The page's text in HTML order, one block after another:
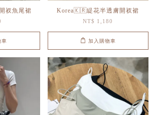
衩魚尾裙
車
Korea🇰🇷緹花半透膚開衩裙
NT$ 1,180
加入購物車